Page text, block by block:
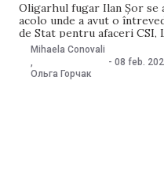
Oligarhul fugar Ilan Șor se
acolo unde a avut o
de Stat pentru afaceri CSI,
Interpol Moldova a
Pe 8 februarie, deputatul
Mihaela Conovali
,
Ольга Горчак
- 08 feb.